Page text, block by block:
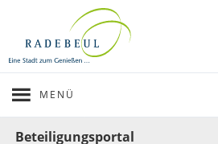
MENÜ
Beteiligungsportal